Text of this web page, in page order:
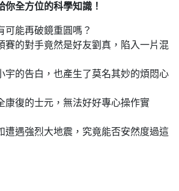
你全方位的科學知識！
可能再破鏡重圓嗎？
賽的對手竟然是好友劉真，陷入一片混
宇的告白，也產生了莫名其妙的煩悶心
康復的士元，無法好好專心操作實
遭遇強烈大地震，究竟能否安然度過這